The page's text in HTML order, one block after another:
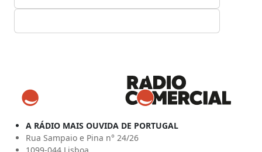
A RÁDIO MAIS OUVIDA DE PORTUGAL
Rua Sampaio e Pina n° 24/26